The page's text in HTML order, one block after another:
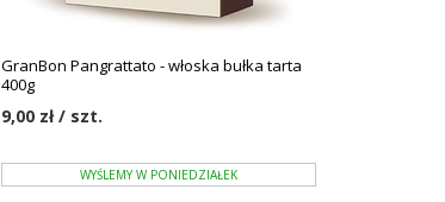
GranBon Pangrattato - włoska bułka tarta
400g
9,00 zł / szt.
WYŚLEMY W PONIEDZIAŁEK